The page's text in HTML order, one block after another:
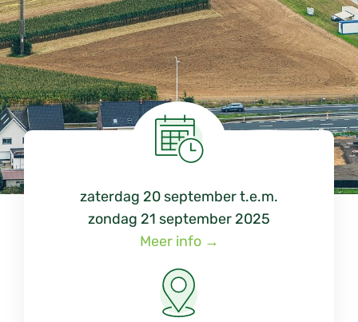
zaterdag 20 septembert.e.m.
zondag 21 september 2025
Meer info →